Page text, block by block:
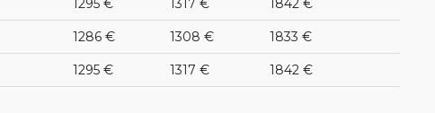
1295 € 1317 € 1842 €
1286 € 1308 € 1833 €
1295 € 1317 € 1842 €